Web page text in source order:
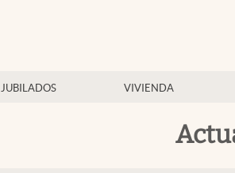
JUBILADOS VIVIENDA